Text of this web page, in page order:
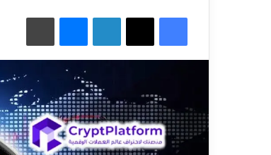
فيسبوك
‫X لينكدإن ماسنجر طباعة